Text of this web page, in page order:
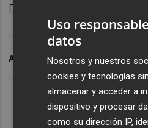
España.
ARCHIVADO EN RICARDO TEN
Uso
datos
Nosotros y nuestros
cookies y tecnologías
almacenar y acceder a
dispositivo y procesar
como su dirección IP,